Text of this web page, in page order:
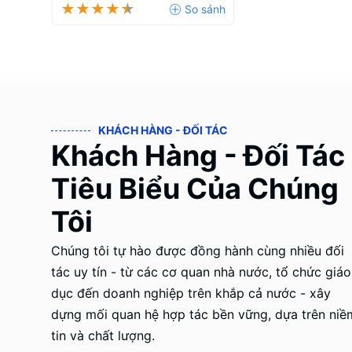
KHÁCH HÀNG - ĐỐI TÁC
Khách Hàng - Đối Tác
Tiêu Biểu Của Chúng
Tôi
Chúng tôi tự hào được đồng hành cùng nhiều đối
tác uy tín - từ các cơ quan nhà nước, tổ chức giáo
dục đến doanh nghiệp trên khắp cả nước - xây
dựng mối quan hệ hợp tác bền vững, dựa trên
tin và chất lượng.